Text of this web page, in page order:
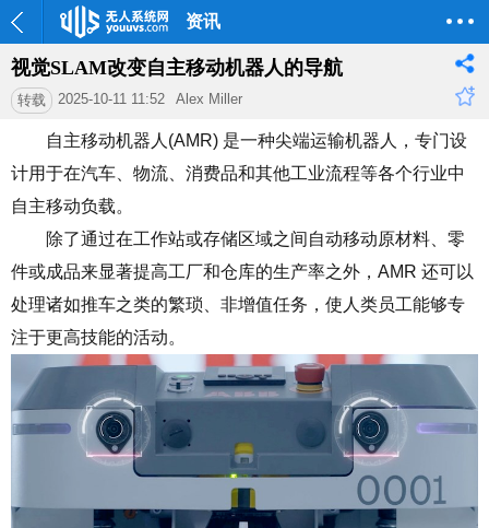
资讯
视觉SLAM改变自主移动机器人的导航
转载 2025-10-11 11:52 Alex Miller
自主移动机器人 (AMR) 是一种尖端运输机器人，专门设
计用于在汽车、物流、消费品和其他工业流程等各个行业中
自主移动负载。
除了通过在工作站或存储区域之间自动移动原材料、零
件或成品来显著提高工厂和仓库的生产率之外， AMR 还可以
处理诸如推车之类的繁琐、非增值任务，使人类员工能够专
注于更高技能的活动。